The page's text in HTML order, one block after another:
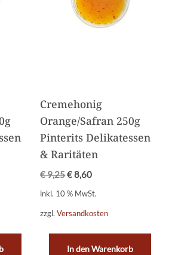
Cremehonig
Orange/Safran 250g
Pinterits Delikatessen
& Raritäten
€9,25€8,60
inkl. 10 % MwSt.
zzgl.Versandkosten
In den Warenkorb